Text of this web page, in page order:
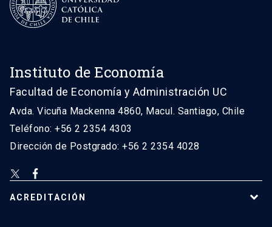
Instituto de Economía
Facultad de Economía y Administración UC
Avda. Vicuña Mackenna 4860, Macul. Santiago, Chile
Teléfono: +56 2 2354 4303
Dirección de Postgrado: +56 2 2354 4028
ACREDITACIÓN